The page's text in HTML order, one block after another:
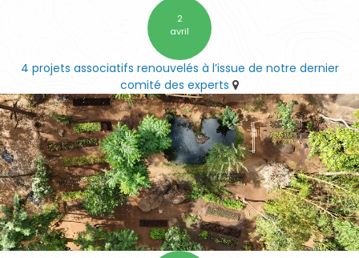
2
avril
4 projets associatifs renouvelés à l’issue de notre dernier
comité des experts